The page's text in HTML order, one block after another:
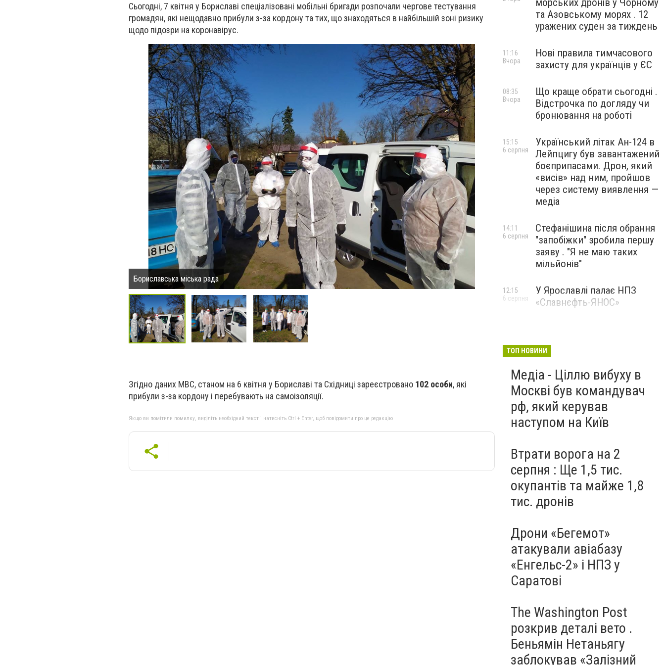
Сьогодні, 7 квітня у Бориславі спеціалізовані мобільні бригади розпочали чергове тестування
громадян, які нещодавно прибули з-за кордону та тих, що знаходяться в найбільшій зоні ризику
щодо підозри на коронавірус.
Бориславська міська рада
Згідно даних МВС, станом на 6 квітня у Бориславі та Східниці зареєстровано 102 особи, які
прибули з-за кордону і перебувають на самоізоляції.
Якщо ви помітили помилку, виділіть необхідний текст і натисніть Ctrl + Enter, щоб повідомити про це редакцію
морських дронів у Чорному
та Азовському морях . 12
уражених суден за тиждень
Нові правила тимчасового
захисту для українців у ЄС
11:16
Вчора
Що краще обрати сьогодні .
Відстрочка по догляду чи
бронювання на роботі
08:35
Вчора
Український літак Ан-124 в
Лейпцигу був завантажений
боєприпасами. Дрон, який
«висів» над ним, пройшов
через систему виявлення —
медіа
15:15
6 серпня
Стефанішина після обрання
"запобіжки" зробила першу
заяву . "Я не маю таких
мільйонів"
14:11
6 серпня
У Ярославлі палає НПЗ
«Славнєфть-ЯНОС»
12:15
6 серпня
ТОП НОВИНИ
Медіа - Ціллю вибуху в
Москві був командувач
рф, який керував
наступом на Київ
Втрати ворога на 2
серпня : Ще 1,5 тис.
окупантів та майже 1,8
тис. дронів
Дрони «Бегемот»
атакували авіабазу
«Енгельс-2» і НПЗ у
Саратові
The Washington Post
розкрив деталі вето .
Беньямін Нетаньягу
заблокував «Залізний